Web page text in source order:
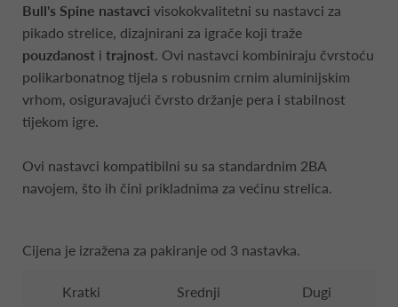
Bull's Spine nastavci visokokvalitetni su nastavci za
pikado strelice, dizajnirani za igrače koji traže
pouzdanost i trajnost. Ovi nastavci kombiniraju čvrstoću
polikarbonatnog tijela s robusnim crnim aluminijskim
vrhom, osiguravajući čvrsto držanje pera i stabilnost
tijekom igre.
Ovi nastavci kompatibilni su sa standardnim 2BA
navojem, što ih čini prikladnima za većinu strelica.
Cijena je izražena za pakiranje od 3 nastavka.
Kratki Srednji Dugi